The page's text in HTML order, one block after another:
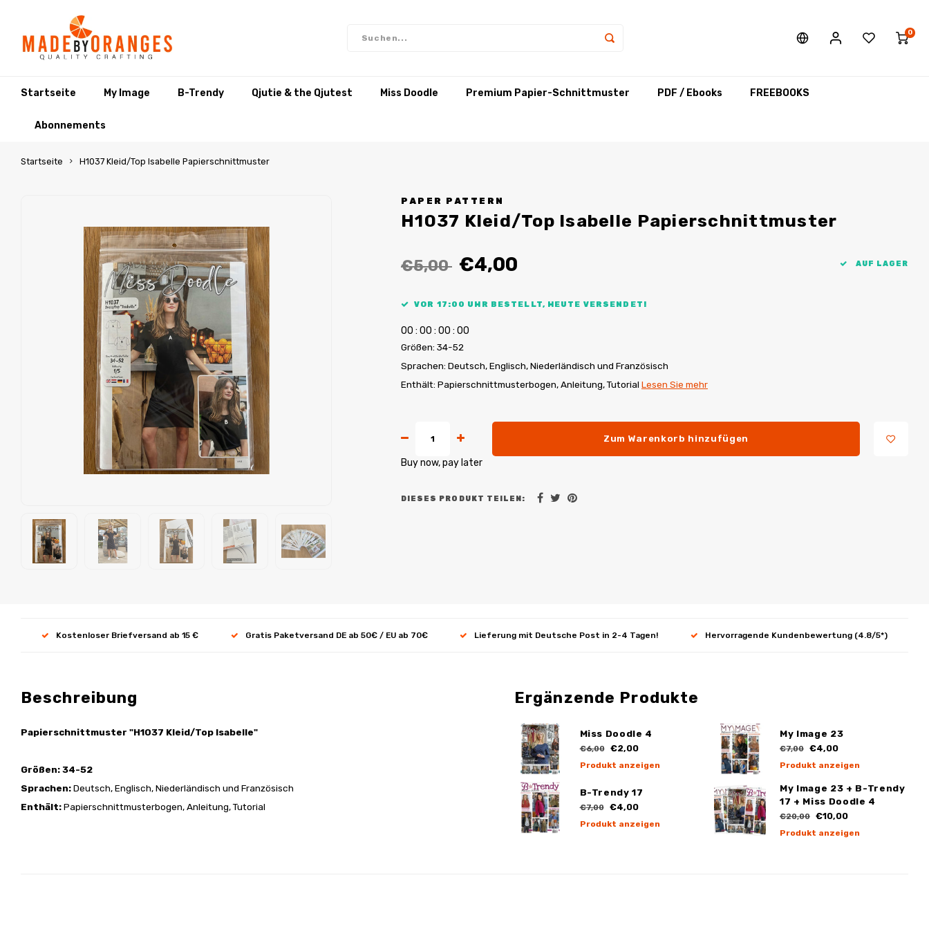
0
Startseite My Image B-Trendy Qjutie & the Qjutest Miss Doodle Premium Papier-Schnittmuster PDF / Ebooks FREEBOOKS
Abonnements
Startseite H1037 Kleid/Top Isabelle Papierschnittmuster
PAPER PATTERN
H1037 Kleid/Top Isabelle Papierschnittmuster
€5,00 €4,00 AUF LAGER
VOR 17:00 UHR BESTELLT, HEUTE VERSENDET!
00 : 00 : 00 : 00
Größen: 34-52
Sprachen: Deutsch, Englisch, Niederländisch und Französisch
Enthält: Papierschnittmusterbogen, Anleitung, Tutorial Lesen Sie mehr
Zum Warenkorb hinzufügen
Buy now, pay later
DIESES PRODUKT TEILEN:
Kostenloser Briefversand ab 15 € Gratis Paketversand DE ab 50€ / EU ab 70€ Lieferung mit Deutsche Post in 2-4 Tagen! Hervorragende Kundenbewertung (4.8/5*)
Beschreibung
Papierschnittmuster "H1037 Kleid/Top Isabelle"
Größen: 34-52
Sprachen:Deutsch, Englisch, Niederländisch und Französisch
Enthält:Papierschnittmusterbogen, Anleitung, Tutorial
Ergänzende Produkte
Miss Doodle 4
€6,00 €2,00
Produkt anzeigen
My Image 23
€7,00 €4,00
Produkt anzeigen
B-Trendy 17
€7,00 €4,00
Produkt anzeigen
My Image 23 + B-Trendy
17 + Miss Doodle 4
€20,00 €10,00
Produkt anzeigen